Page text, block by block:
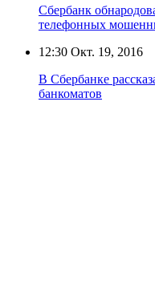
Сбербанк
телефонных
12:30 Окт. 19, 2016
В Сбербанке
банкоматов